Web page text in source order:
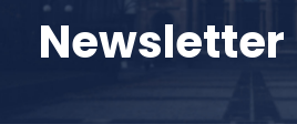
Newsletter